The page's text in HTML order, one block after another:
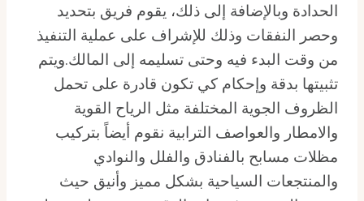
الحدادة وبالإضافة إلى ذلك، يقوم فريق بتحديد
وحصر النفقات وذلك للإشراف على عملية التنفيذ
من وقت البدء فيه وحتى تسليمه إلى المالك.ويتم
تثبيتها بدقة وإحكام كي تكون قادرة على تحمل
الظروف الجوية المختلفة مثل الرياح القوية
والامطار والعواصف الترابية نقوم أيضاً بتركيب
مظلات مسابح بالفنادق والفلل والنوادي
والمنتجعات السياحية بشكل مميز وأنيق حيث